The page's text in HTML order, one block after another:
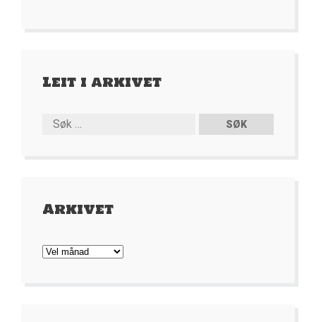
Leit i arkivet
Arkivet
Arkivet